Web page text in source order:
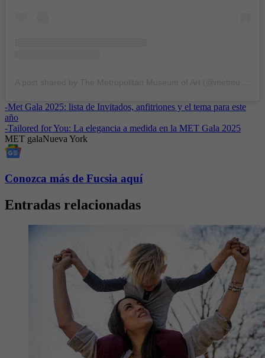
-Met Gala 2025: lista de Invitados, anfitriones y el tema para este
año
-Tailored for You: La elegancia a medida en la MET Gala 2025
MET galaNueva York
Conozca más de Fucsia aquí
Entradas relacionadas